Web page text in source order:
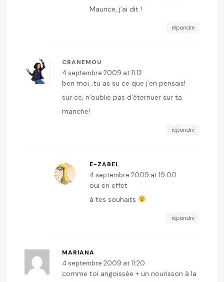
Maurice, j’ai dit !
répondre
CRANEMOU
4 septembre 2009 at 11:12
ben moi…tu as su ce que j’en pensais!
sur ce, n’oublie pas d’éternuer sur ta
manche!
répondre
E-ZABEL
4 septembre 2009 at 19:00
oui en effet
à tes souhaits
répondre
MARIANA
4 septembre 2009 at 11:20
comme toi angoissée + un nourisson à la